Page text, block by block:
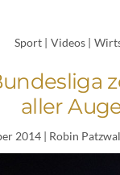
Sport | Videos |
aller
2014| Robin